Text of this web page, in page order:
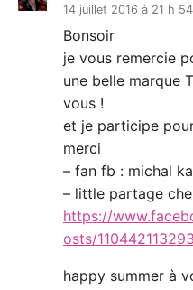
14 juillet 2016 à 21 h
Bonsoir
je vous remercie
une belle marque
vous !
et je participe
merci
– fan fb : michal
– little partage
https://
osts/
happy summer à